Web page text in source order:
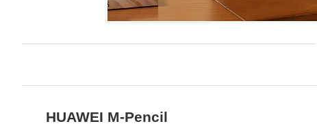
HUAWEI M-Pencil